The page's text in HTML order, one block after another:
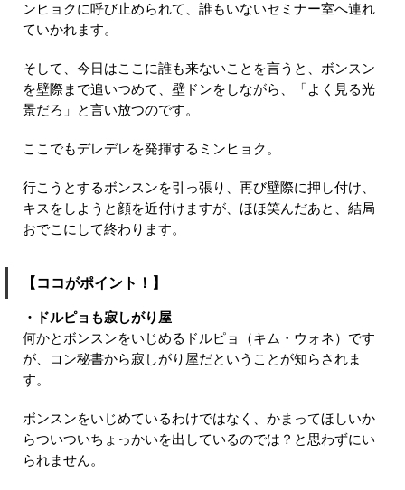
ンヒョクに呼び止められて、誰もいないセミナー室へ連れ
ていかれます。
そして、今日はここに誰も来ないことを言うと、ボンスン
を壁際まで追いつめて、壁ドンをしながら、「よく見る光
景だろ」と言い放つのです。
ここでもデレデレを発揮するミンヒョク。
行こうとするボンスンを引っ張り、再び壁際に押し付け、
キスをしようと顔を近付けますが、ほほ笑んだあと、結局
おでこにして終わります。
【ココがポイント！】
・ドルピョも寂しがり屋
何かとボンスンをいじめるドルピョ（キム・ウォネ）です
が、コン秘書から寂しがり屋だということが知らされま
す。
ボンスンをいじめているわけではなく、かまってほしいか
らついついちょっかいを出しているのでは？と思わずにい
られません。